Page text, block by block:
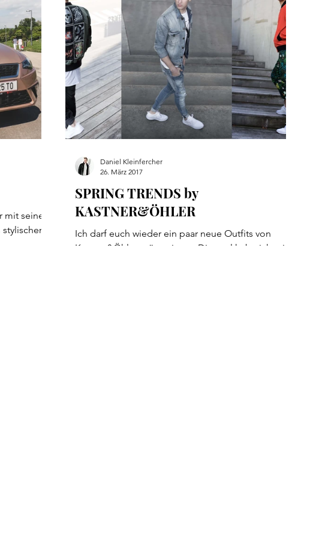
seinen
SPRING TRENDS by
KASTNER&ÖHLER
Ich darf euch wieder ein paar neue Outfits von
Kastner&Öhler präsentieren. Diesmal habe ich mir
Daniel Kleinfercher
26. März 2017